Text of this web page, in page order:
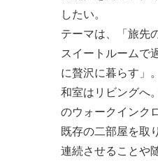
したい。
テーマは、「旅先
スイートルームで
に贅沢に暮らす」。
和室はリビングへ
のウォークインク
既存の二部屋を取
連続させることや